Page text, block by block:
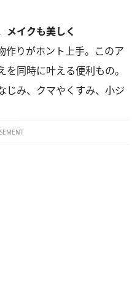
メイクも美しく
りがホント上手。このア
同時に叶える便利もの。
じみ、クマやくすみ、小ジ